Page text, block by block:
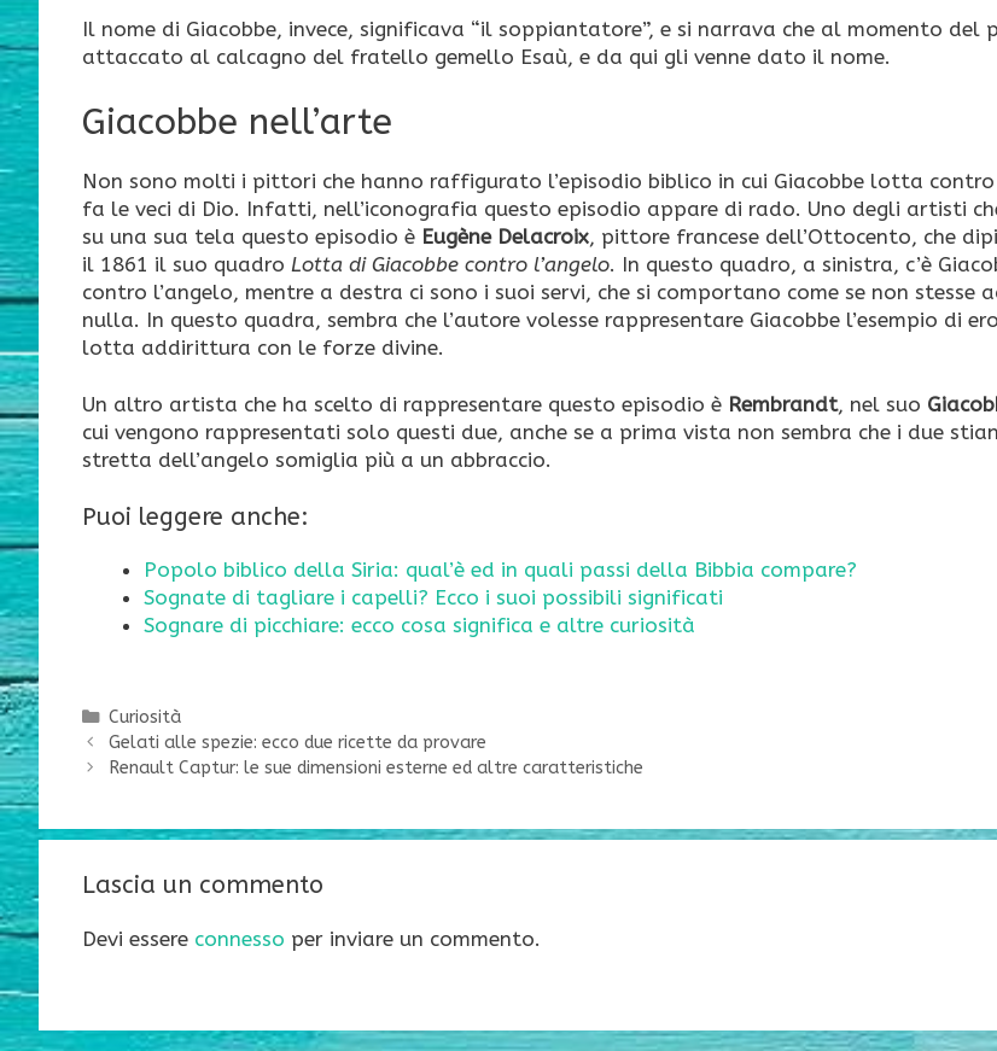
Il nome di Giacobbe, invece, significava “il soppiantatore”, e si narrava che al momento del
attaccato al calcagno del fratello gemello Esaù, e da qui gli venne dato il nome.
Giacobbe nell’arte
Non sono molti i pittori che hanno raffigurato l’episodio biblico in cui Giacobbe lotta contro
fa le veci di Dio. Infatti, nell’iconografia questo episodio appare di rado. Uno degli artisti
su una sua tela questo episodio è Eugène Delacroix, pittore francese dell’Ottocento, che
il 1861 il suo quadro Lotta di Giacobbe contro l’angelo. In questo quadro, a sinistra, c’è
contro l’angelo, mentre a destra ci sono i suoi servi, che si comportano come se non stesse
nulla. In questo quadra, sembra che l’autore volesse rappresentare Giacobbe l’esempio di
lotta addirittura con le forze divine.
Un altro artista che ha scelto di rappresentare questo episodio è Rembrandt, nel suo
cui vengono rappresentati solo questi due, anche se a prima vista non sembra che i due
stretta dell’angelo somiglia più a un abbraccio.
Puoi leggere anche:
Popolo biblico della Siria: qual’è ed in quali passi della Bibbia compare?
Sognate di tagliare i capelli? Ecco i suoi possibili significati
Sognare di picchiare: ecco cosa significa e altre curiosità
Categorie
Curiosità
Gelati alle spezie: ecco due ricette da provare
Renault Captur: le sue dimensioni esterne ed altre caratteristiche
Lascia un commento
Devi essere connesso per inviare un commento.